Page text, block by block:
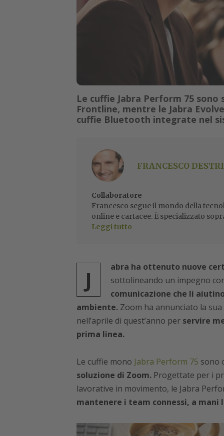
Le cuffie Jabra Perform 75
Frontline, mentre le Jabra
cuffie Bluetooth integrate nel
FRANCESCO DESTRI
Collaboratore
Francesco segue il mondo della
online e cartacee. È specializzato
Leggi tutto
J abra ha ottenuto nuove
sottolineando un impegno
comunicazione che li
ambiente. Zoom ha annunciato la
nell’aprile di quest’anno per servire
prima linea.
Le cuffie mono Jabra Perform 75 sono
soluzione di Zoom.Progettate per i
lavorative in movimento, le Jabra
mantenere i team connessi, a